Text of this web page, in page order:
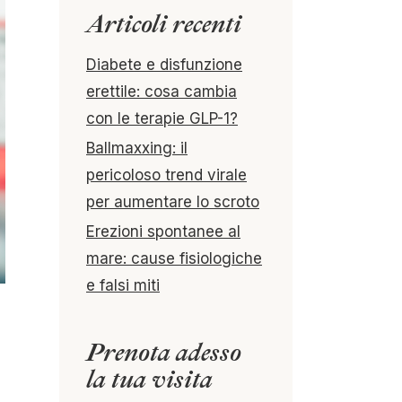
Articoli recenti
Diabete e disfunzione
erettile: cosa cambia
con le terapie GLP-1?
Ballmaxxing: il
pericoloso trend virale
per aumentare lo scroto
Erezioni spontanee al
mare: cause fisiologiche
e falsi miti
Prenota adesso
la tua visita